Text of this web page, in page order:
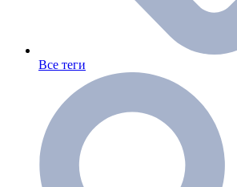
Все теги